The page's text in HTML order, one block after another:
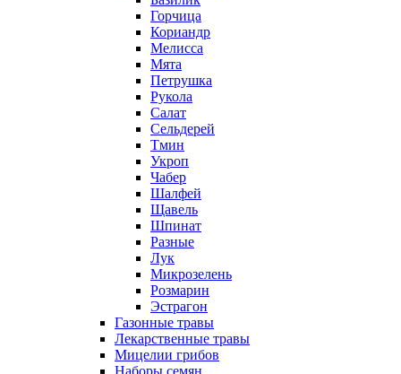
Горчица
Кориандр
Мелисса
Мята
Петрушка
Рукола
Салат
Сельдерей
Тмин
Укроп
Чабер
Шалфей
Щавель
Шпинат
Разные
Лук
Микрозелень
Розмарин
Эстрагон
Газонные травы
Лекарственные травы
Мицелии грибов